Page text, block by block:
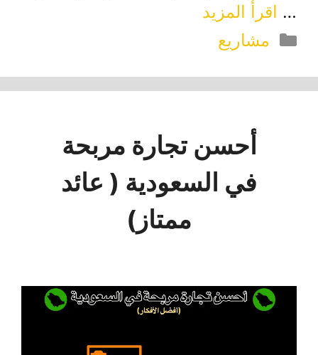
… اقرأ المزيد
التصنيفات
مشاريع
أحسن تجارة مربحة
في السعودية ( عائد
ممتاز)